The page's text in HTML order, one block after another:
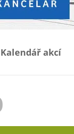
Kalendář akcí